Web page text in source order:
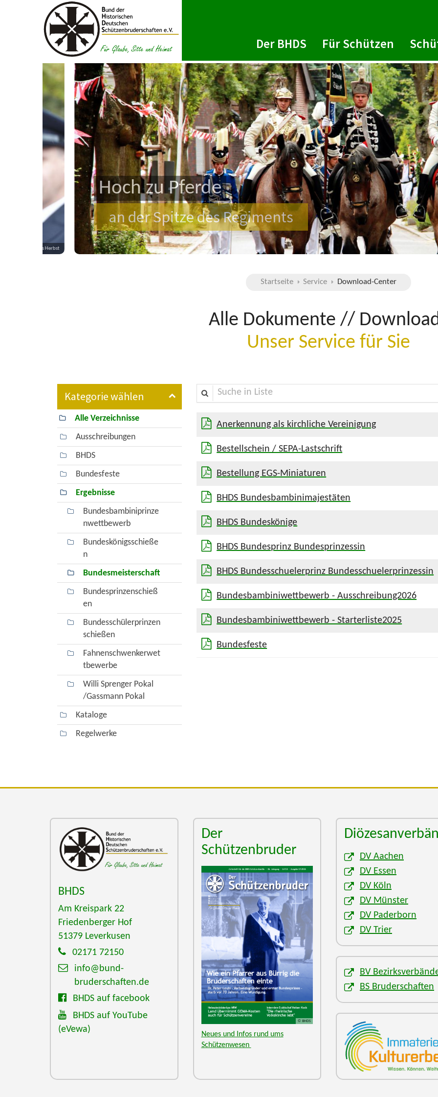
Zum Inhalt springen
Der BHDS Für Schützen
Hoch zu Pferde
an der Spitze des Regiments
Startseite Service Download-Center
Alle Dokumente //
Unser Service für Sie
Suche in Liste
Anerkennung als kirchliche Vereinigung
Bestellschein / SEPA-Lastschrift
Bestellung EGS-Miniaturen
BHDS Bundesbambinimajestäten
BHDS Bundeskönige
BHDS Bundesprinz Bundesprinzessin
BHDS Bundesschuelerprinz Bundesschuelerprinzessin
Bundesbambiniwettbewerb - Ausschreibung2026
Bundesbambiniwettbewerb - Starterliste2025
Bundesfeste
Verzeichnisse
Alle Verzeichnisse
Ausschreibungen
BHDS
Bundesfeste
Ergebnisse
Bundesbambiniprinze
nwettbewerb
Bundeskönigsschieße
n
Bundesmeisterschaft
Bundesprinzenschieß
en
Bundesschülerprinzen
schießen
Fahnenschwenkerwet
tbewerbe
Willi Sprenger Pokal
/Gassmann Pokal
Kataloge
Regelwerke
BHDS
Am Kreispark 22
Friedenberger Hof
51379 Leverkusen
02171 72150
info@bund-
bruderschaften.de
BHDS auf facebook
BHDS auf YouTube
(eVewa)
Der
Schützenbruder
© BHDS
Neues und Infos rund ums
Schützenwesen
DV Aachen
DV Essen
DV Köln
DV Münster
DV Paderborn
DV Trier
BV
BS Bruderschaften